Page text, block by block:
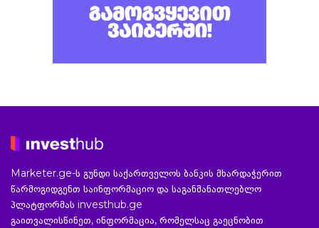
Marketer.ge-ს გუნდი საქართველოს ბანკის მხარდაჭერით
წარმოგიდგენთ საინფორმაციო და საგანმანათლებლო
პლატფორმას investhub.ge
გაითვალისწინეთ, ინფორმაცია, რომელსაც გაეცნობით